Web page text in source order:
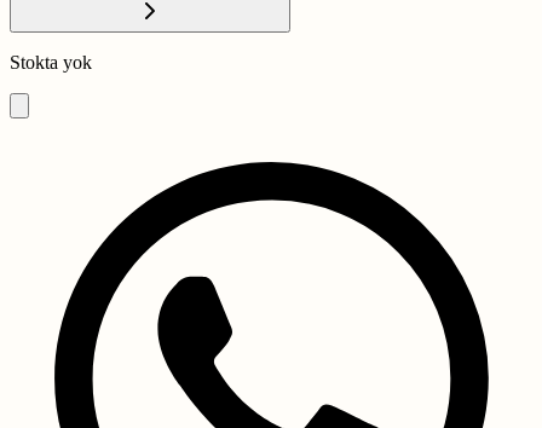
Stokta yok